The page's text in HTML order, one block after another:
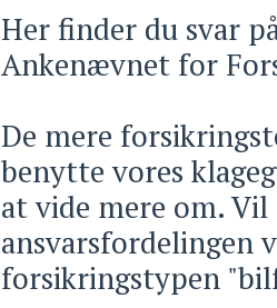
​Her finder du svar
Ankenævnet for
De mere
benytte vores
at vide mere om.
ansvarsfordelingen
forsikringstypen